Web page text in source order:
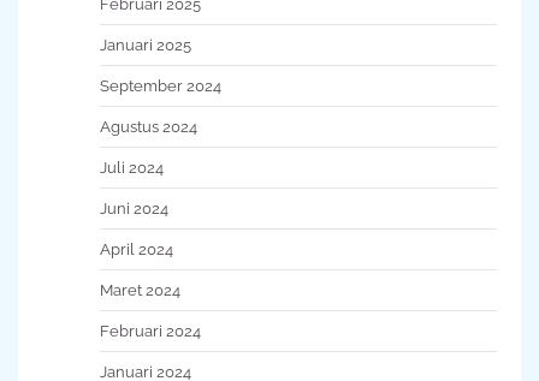
Februari 2025
Januari 2025
September 2024
Agustus 2024
Juli 2024
Juni 2024
April 2024
Maret 2024
Februari 2024
Januari 2024